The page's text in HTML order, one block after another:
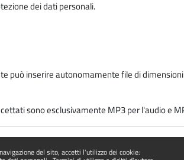
del sito, accetti l'utilizzo dei cookie:
dei dati personali.
inserire autonomamente file di
sono esclusivamente MP3 per l'audio e